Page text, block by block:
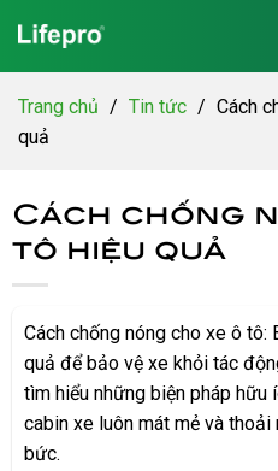
đến
nội
dungTrang chủ / Tin tức / Cách
quả
Cách chống
tô hiệu quả
Cách chống nóng cho xe ô tô:
quả để bảo vệ xe khỏi tác
tìm hiểu những biện pháp
cabin xe luôn mát mẻ và
bức.